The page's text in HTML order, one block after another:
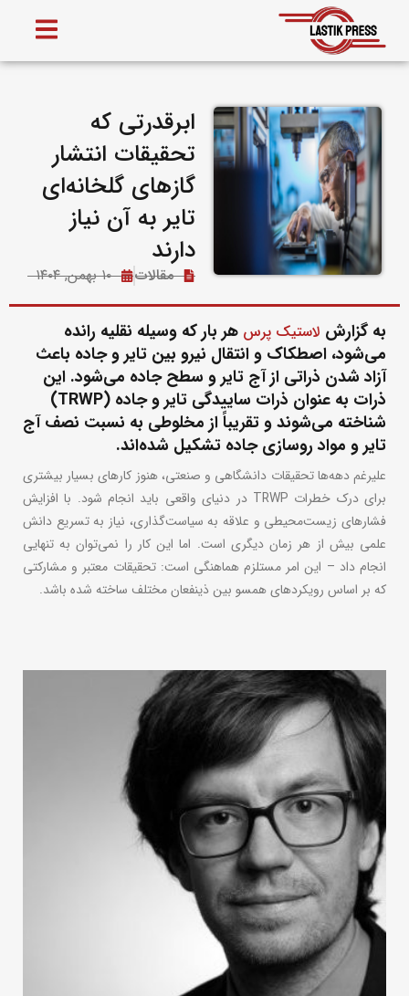
ابرقدرتی که
تحقیقات انتشار
گازهای گلخانه‌ای
تایر به آن نیاز
دارند
مقالات ۱۰ بهمن, ۱۴۰۴
به گزارش لاستیک پرس هر بار که وسیله نقلیه رانده
می‌شود، اصطکاک و انتقال نیرو بین تایر و جاده باعث
آزاد شدن ذراتی از آج تایر و سطح جاده می‌شود. این
ذرات به عنوان ذرات ساییدگی تایر و جاده (TRWP)
شناخته می‌شوند و تقریباً از مخلوطی به نسبت نصف آج
تایر و مواد روسازی جاده تشکیل شده‌اند.
علیرغم دهه‌ها تحقیقات دانشگاهی و صنعتی، هنوز کارهای بسیار بیشتری
برای درک خطرات TRWP در دنیای واقعی باید انجام شود. با افزایش
فشارهای زیست‌محیطی و علاقه به سیاست‌گذاری، نیاز به تسریع دانش
علمی بیش از هر زمان دیگری است. اما این کار را نمی‌توان به تنهایی
انجام داد – این امر مستلزم هماهنگی است: تحقیقات معتبر و مشارکتی
که بر اساس رویکردهای همسو بین ذینفعان مختلف ساخته شده باشد.